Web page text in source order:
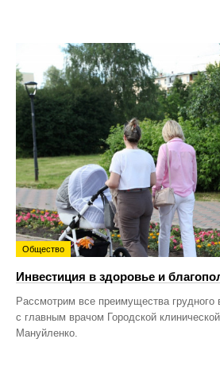
Общество
Инвестиция в здоровье и
Рассмотрим все преимущества грудного
с главным врачом Городской
Мануйленко.